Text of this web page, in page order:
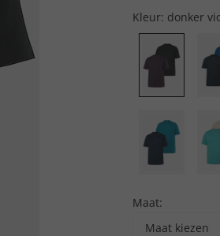
Kleur: donker
Maat:
Maat kiezen